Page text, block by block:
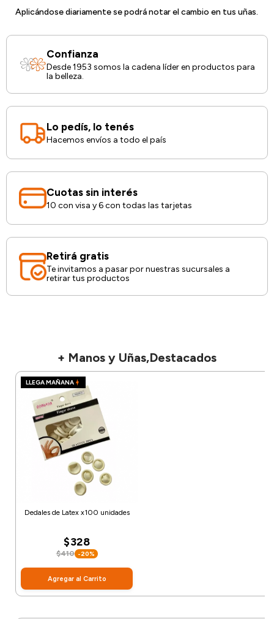
Aplicándose diariamente se podrá notar el cambio en tus uñas.
Confianza
Desde 1953 somos la cadena líder en productos para
la belleza.
Lo pedís, lo tenés
Hacemos envíos a todo el país
Cuotas sin interés
10 con visa y 6 con todas las tarjetas
Retirá gratis
Te invitamos a pasar por nuestras sucursales a
retirar tus productos
+ Manos y Uñas,Destacados
LLEGA MAÑANA
Dedales de Latex x100 unidades
$328
$410 -20%
Agregar al Carrito